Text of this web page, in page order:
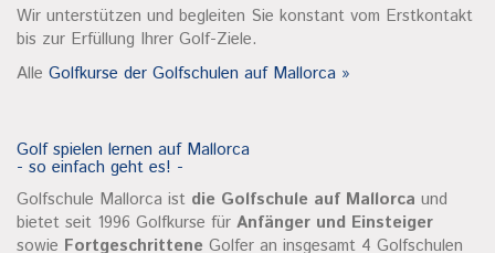
Wir unterstützen und begleiten Sie konstant vom Erstkontakt
bis zur Erfüllung Ihrer Golf-Ziele.
Alle Golfkurse der Golfschulen auf Mallorca »
Golf spielen lernen auf Mallorca
- so einfach geht es! -
Golfschule Mallorca ist die Golfschule auf Mallorca und
bietet seit 1996 Golfkurse für Anfänger und Einsteiger
sowie Fortgeschrittene Golfer an insgesamt 4 Golfschulen